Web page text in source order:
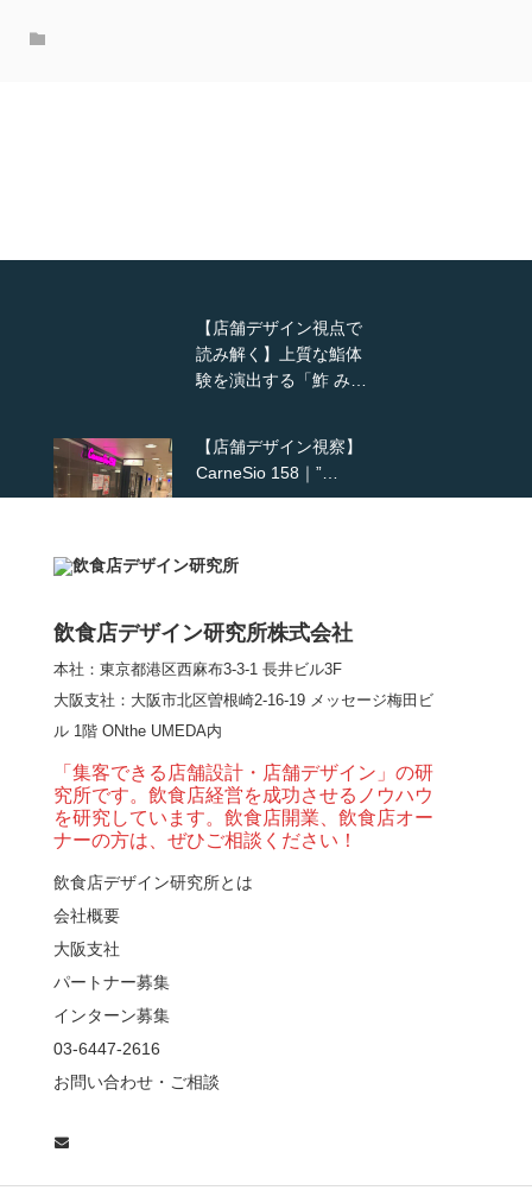
【店舗デザイン視点で
読み解く】上質な鮨体
験を演出する「鮓 み…
【店舗デザイン視察】
CarneSio 158｜”…
【熊の鳥焼き】囲炉裏
とライブ感を両立した
和モダン串揚げ店。
「…
【Queux Norme（クゥ
ノルム）】女子会にお
薦めな&…
な店舗デザイン
料理・個室の距離感か
飲食店デザイン研究所株式会社
本社：東京都港区西麻布3-3-1 長井ビル3F
大阪支社 ：大阪市北区曽根崎2-16-19 メッセージ梅田ビ
ル 1階 ONthe UMEDA内
「集客できる店舗設計・店舗デザイン」の研
究所です。飲食店経営を成功させるノウハウ
を研究しています。飲食店開業、飲食店オー
ナーの方は、ぜひご相談ください！
飲食店デザイン研究所とは
会社概要
大阪支社
パートナー募集
インターン募集
03-6447-2616
お問い合わせ・ご相談